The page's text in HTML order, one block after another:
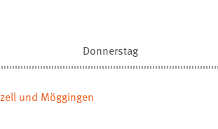
Donnerstag
und Möggingen